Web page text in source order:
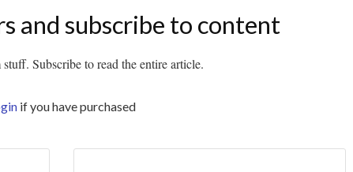
and subscribe to content
Subscribe to read the entire article.
if you have purchased